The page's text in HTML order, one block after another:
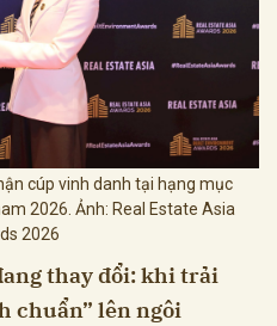
cúp vinh danh tại hạng mục
2026. Ảnh: Real Estate Asia
2026
thay đổi: khi trải
chuẩn” lên ngôi